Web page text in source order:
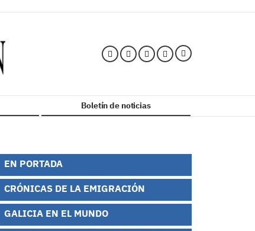
Boletín de noticias
EN PORTADA
CRÓNICAS DE LA EMIGRACIÓN
GALICIA EN EL MUNDO